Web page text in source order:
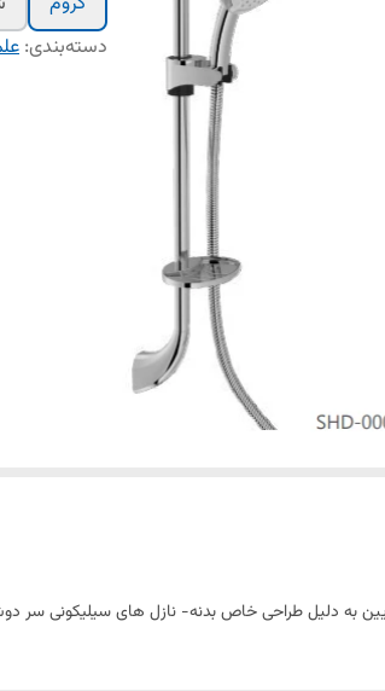
دسته‌بندی:
به دلیل طراحی خاص بدنه- نازل های سیلیکونی سر